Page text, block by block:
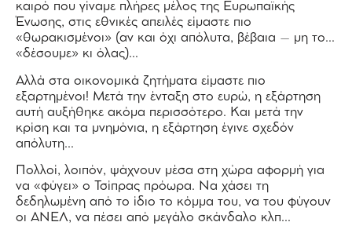
καιρό που γίναμε πλήρες μέλος της Ευρωπαϊκής
Ένωσης, στις εθνικές απειλές είμαστε πιο
«θωρακισμένοι» (αν και όχι απόλυτα, βέβαια – μη το…
«δέσουμε» κι όλας)…
Αλλά στα οικονομικά ζητήματα είμαστε πιο
εξαρτημένοι! Μετά την ένταξη στο ευρώ, η εξάρτηση
αυτή αυξήθηκε ακόμα περισσότερο. Και μετά την
κρίση και τα μνημόνια, η εξάρτηση έγινε σχεδόν
απόλυτη…
Πολλοί, λοιπόν, ψάχνουν μέσα στη χώρα αφορμή για
να «φύγει» ο Τσίπρας πρόωρα. Να χάσει τη
δεδηλωμένη από το ίδιο το κόμμα του, να του φύγουν
οι ΑΝΕΛ, να πέσει από μεγάλο σκάνδαλο κλπ…